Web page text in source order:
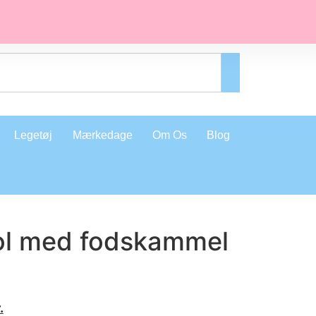
Legetøj Mærkedage Om Os Blog
med fodskammel